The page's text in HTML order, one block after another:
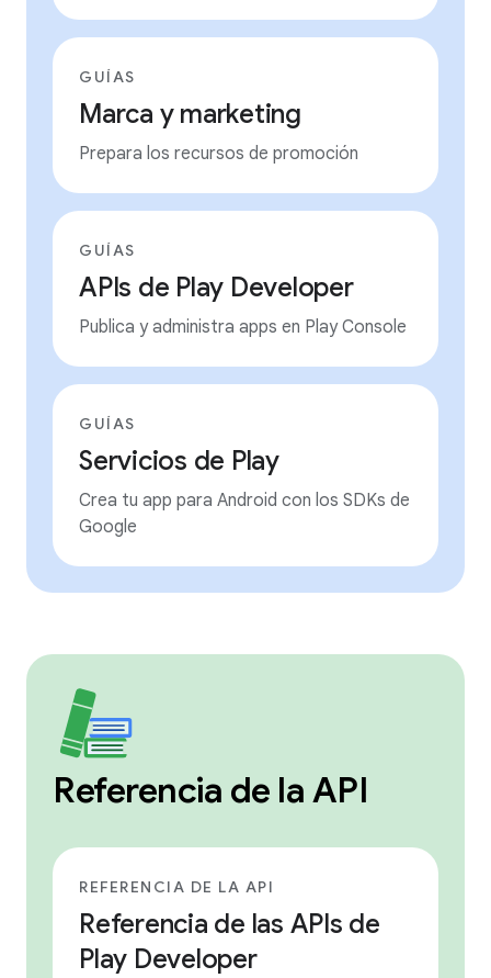
GUÍAS
Marca y marketing
Prepara los recursos de promoción
GUÍAS
APIs de Play Developer
Publica y administra apps en Play Console
GUÍAS
Servicios de Play
Crea tu app para Android con los SDKs de
Google
Referencia de la API
REFERENCIA DE LA API
Referencia de las APIs de
Play Developer